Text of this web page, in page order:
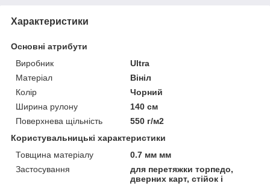
Характеристики
Основні атрибути
Виробник
Ultra
Матеріал
Вініл
Колір
Чорний
Ширина рулону
140 см
Поверхнева щільність
550 г/м2
Користувальницькі характеристики
Товщина матеріалу
0.7 мм мм
Застосування
для перетяжки торпедо,
дверних карт, стійок і